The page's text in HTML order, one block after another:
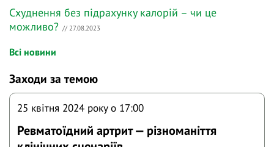
Схуднення без підрахунку калорій – чи це
можливо? // 27.08.2023
Всі новини
Заходи за темою
25 квітня 2024 року o 17:00
Ревматоїдний артрит — різноманіття